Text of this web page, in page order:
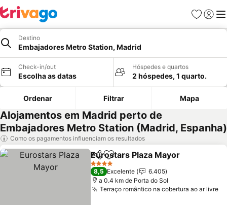
Favoritos
Iniciar
Destino
Embajadores Metro Station, Madrid
Check-in/out
Escolha as datas
Hóspedes e quartos
2 hóspedes, 1 quarto.
Ordenar Filtrar Mapa
Alojamentos em Madrid perto de
Embajadores Metro Station (Madrid, Espanha)
Como os pagamentos influenciam os resultados
PartilharAdicionar aos favoritos
Eurostars Plaza Mayor
4 Estrelas
8,5 Excelente
6.405
a 0.4 km de Porta do Sol
Terraço romântico na cobertura ao ar livre